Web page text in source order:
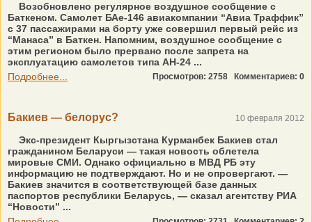
Возобновлено регулярное воздушное сообщение с
Баткеном. Самолет БАе-146 авиакомпании “Авиа Траффик”
с 37 пассажирами на борту уже совершил первый рейс из
“Манаса” в Баткен. Напомним, воздушное сообщение с
этим регионом было прервано после запрета на
эксплуатацию самолетов типа АН-24 ...
Подробнее...
Просмотров: 2758 Комментариев: 0
Бакиев — белорус? 10 февраля 2012
Экс-президент Кыргызстана Курманбек Бакиев стал
гражданином Беларуси — такая новость облетела
мировые СМИ. Однако официально в МВД РБ эту
информацию не подтверждают. Но и не опровергают. —
Бакиев значится в соответствующей базе данных
паспортов республики Беларусь, — сказал агентству РИА
“Новости” ...